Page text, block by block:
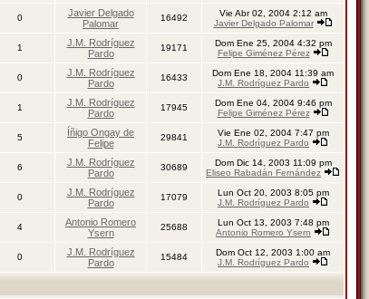
0
Javier Delgado
Palomar
16492
Vie Abr 02, 2004 2:12 am
Javier Delgado Palomar
1
J.M. Rodríguez
Pardo
19171
Dom Ene 25, 2004 4:32 pm
Felipe Giménez Pérez
0
J.M. Rodríguez
Pardo
16433
Dom Ene 18, 2004 11:39 am
J.M. Rodríguez Pardo
1
J.M. Rodríguez
Pardo
17945
Dom Ene 04, 2004 9:46 pm
Felipe Giménez Pérez
5
Íñigo Ongay de
Felipe
29841
Vie Ene 02, 2004 7:47 pm
J.M. Rodríguez Pardo
6
J.M. Rodríguez
Pardo
30689
Dom Dic 14, 2003 11:09 pm
Eliseo Rabadán Fernández
0
J.M. Rodríguez
Pardo
17079
Lun Oct 20, 2003 8:05 pm
J.M. Rodríguez Pardo
4
Antonio Romero
Ysern
25688
Lun Oct 13, 2003 7:48 pm
Antonio Romero Ysern
0
J.M. Rodríguez
Pardo
15484
Dom Oct 12, 2003 1:00 am
J.M. Rodríguez Pardo